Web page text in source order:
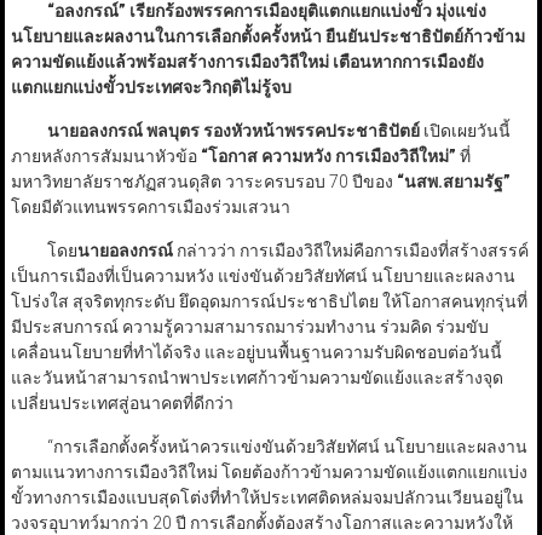
“อลงกรณ์” เรียกร้องพรรคการเมืองยุติแตกแยกแบ่งขั้ว มุ่งแข่ง
นโยบายและผลงานในการเลือกตั้งครั้งหน้า ยืนยันประชาธิปัตย์ก้าวข้าม
ความขัดแย้งแล้วพร้อมสร้างการเมืองวิถีใหม่ เตือนหากการเมืองยัง
แตกแยกแบ่งขั้วประเทศจะวิกฤติไม่รู้จบ
นายอลงกรณ์ พลบุตร รองหัวหน้าพรรคประชาธิปัตย์เปิดเผยวันนี้
ภายหลังการสัมมนาหัวข้อ “โอกาส ความหวัง การเมืองวิถีใหม่” ที่
มหาวิทยาลัยราชภัฏสวนดุสิต วาระครบรอบ 70 ปีของ “นสพ.สยามรัฐ”
โดยมีตัวแทนพรรคการเมืองร่วมเสวนา
โดยนายอลงกรณ์กล่าวว่า การเมืองวิถีใหม่คือการเมืองที่สร้างสรรค์
เป็นการเมืองที่เป็นความหวัง แข่งขันด้วยวิสัยทัศน์ นโยบายและผลงาน
โปร่งใส สุจริตทุกระดับ ยึดอุดมการณ์ประชาธิปไตย ให้โอกาสคนทุกรุ่นที่
มีประสบการณ์ ความรู้ความสามารถมาร่วมทำงาน ร่วมคิด ร่วมขับ
เคลื่อนนโยบายที่ทำได้จริง และอยู่บนพื้นฐานความรับผิดชอบต่อวันนี้
และวันหน้าสามารถนำพาประเทศก้าวข้ามความขัดแย้งและสร้างจุด
เปลี่ยนประเทศสู่อนาคตที่ดีกว่า
“การเลือกตั้งครั้งหน้าควรแข่งขันด้วยวิสัยทัศน์ นโยบายและผลงาน
ตามแนวทางการเมืองวิถีใหม่ โดยต้องก้าวข้ามความขัดแย้งแตกแยกแบ่ง
ขั้วทางการเมืองแบบสุดโต่งที่ทำให้ประเทศติดหล่มจมปลักวนเวียนอยู่ใน
วงจรอุบาทว์มากว่า 20 ปี การเลือกตั้งต้องสร้างโอกาสและความหวังให้